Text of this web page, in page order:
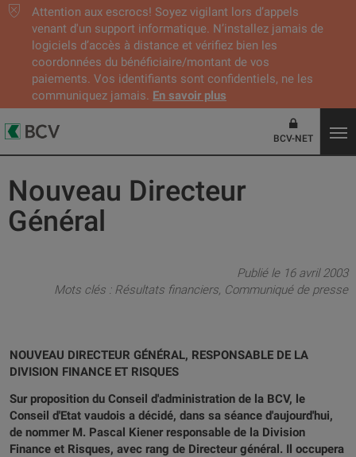
Attention aux escrocs! Soyez vigilant lors d’appels
venant d'un support informatique. N’installez jamais de
logiciels d’accès à distance et vérifiez bien les
coordonnées du bénéficiaire/montant de vos
paiements. Vos identifiants sont confidentiels, ne les
communiquez jamais. En savoir plus
BCV-NET
Nouveau Directeur
Général
Publié le 16 avril 2003
Mots clés : Résultats financiers Communiqué de presse
NOUVEAU DIRECTEUR GÉNÉRAL, RESPONSABLE DE LA
DIVISION FINANCE ET RISQUES
Sur proposition du Conseil d'administration de la BCV, le
Conseil d'Etat vaudois a décidé, dans sa séance d'aujourd'hui,
de nommer M. Pascal Kiener responsable de la Division
Finance et Risques, avec rang de Directeur général. Il occupera